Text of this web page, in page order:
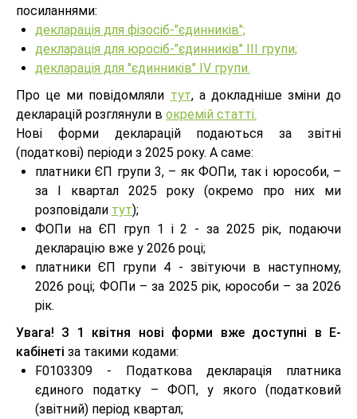
посиланнями:
декларація для фізосіб-"єдинників";
декларація для юросіб-"єдинників" ІІІ групи;
декларація для "єдинників" IV групи.
Про це ми повідомляли тут, а докладніше зміни до
декларацій розглянули в окремій статті.
Нові форми декларацій подаються за звітні
(податкові) періоди з 2025 року. А саме:
платники ЄП групи 3, – як ФОПи, так і юрособи, –
за І квартал 2025 року (окремо про них ми
розповідали тут);
ФОПи на ЄП груп 1 і 2 - за 2025 рік, подаючи
декларацію вже у 2026 році;
платники ЄП групи 4 - звітуючи в наступному,
2026 році; ФОПи – за 2025 рік, юрособи – за 2026
рік.
Увага! З 1 квітня нові форми вже доступні в Е-
кабінеті за такими кодами:
F0103309 - Податкова декларація платника
єдиного податку – ФОП, у якого (податковий
(звітний) період квартал;